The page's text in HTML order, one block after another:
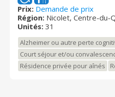
humaines, totalement
rythme de vie. Pour plus de renseignement, appelez-
nous! C'est avec plaisir que
questions. Offert : hébergement de courte et/ou
longue durée, répit/
Services et prix avantageux.
disponible pour le volet
Prix: Demande de prix
Région: Nicolet, Centre-du-
Unités: 31
Alzheimer ou autre perte
Court séjour et/ou
Résidence privée pour aînés